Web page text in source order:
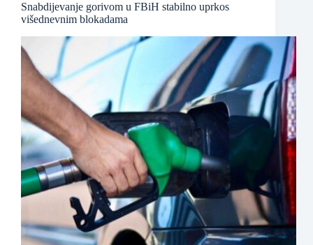
Snabdijevanje gorivom u FBiH stabilno uprkos
višednevnim blokadama